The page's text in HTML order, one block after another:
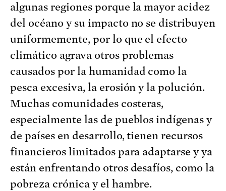
algunas regiones porque la mayor acidez
del océano y su impacto no se distribuyen
uniformemente, por lo que el efecto
climático agrava otros problemas
causados por la humanidad como la
pesca excesiva, la erosión y la polución.
Muchas comunidades costeras,
especialmente las de pueblos indígenas y
de países en desarrollo, tienen recursos
financieros limitados para adaptarse y ya
están enfrentando otros desafíos, como la
pobreza crónica y el hambre.